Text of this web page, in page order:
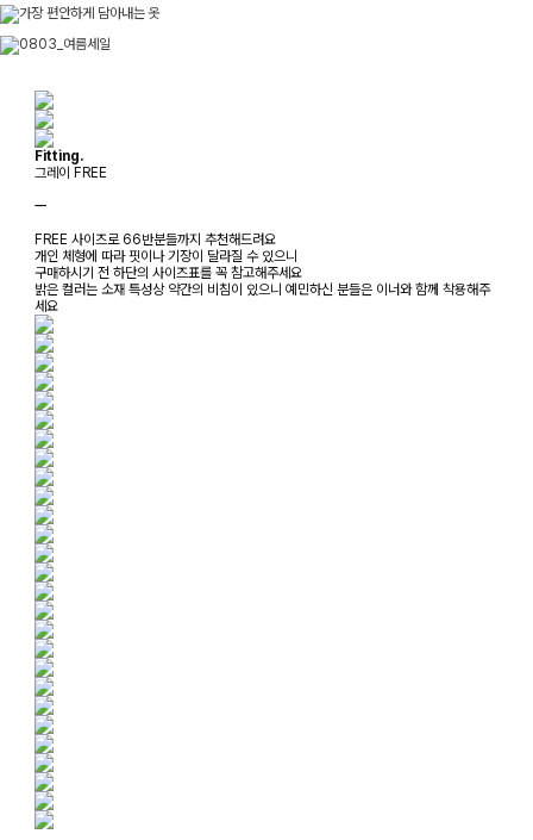
Fitting.
그레이 FREE
ㅡ
FREE 사이즈로 66반분들까지 추천해드려요
개인 체형에 따라 핏이나 기장이 달라질 수 있으니
구매하시기 전 하단의 사이즈표를 꼭 참고해주세요
밝은 컬러는 소재 특성상 약간의 비침이 있으니 예민하신 분들은 이너와 함께 착용해주
세요